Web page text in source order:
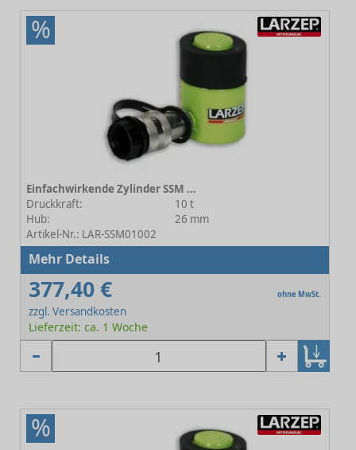
%
Einfachwirkende Zylinder SSM 01002
Druckkraft:
10 t
Hub:
26 mm
Artikel-Nr.: LAR-SSM01002
Mehr Details
377,40 € ohne MwSt.
zzgl. Versandkosten
Lieferzeit: ca. 1 Woche
%